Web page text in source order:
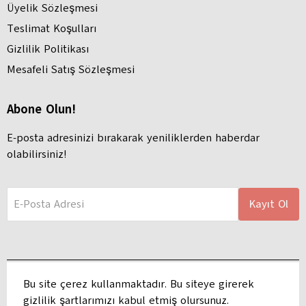
Bu site çerez kullanmaktadır. Bu siteye girerek
gizlilik şartlarımızı kabul etmiş olursunuz.
Üyelik Sözleşmesi
Teslimat Koşulları
Gizlilik Politikası
Mesafeli Satış Sözleşmesi
Abone Olun!
E-posta adresinizi bırakarak yeniliklerden haberdar
olabilirsiniz!
E-Posta Adresi Kayıt Ol